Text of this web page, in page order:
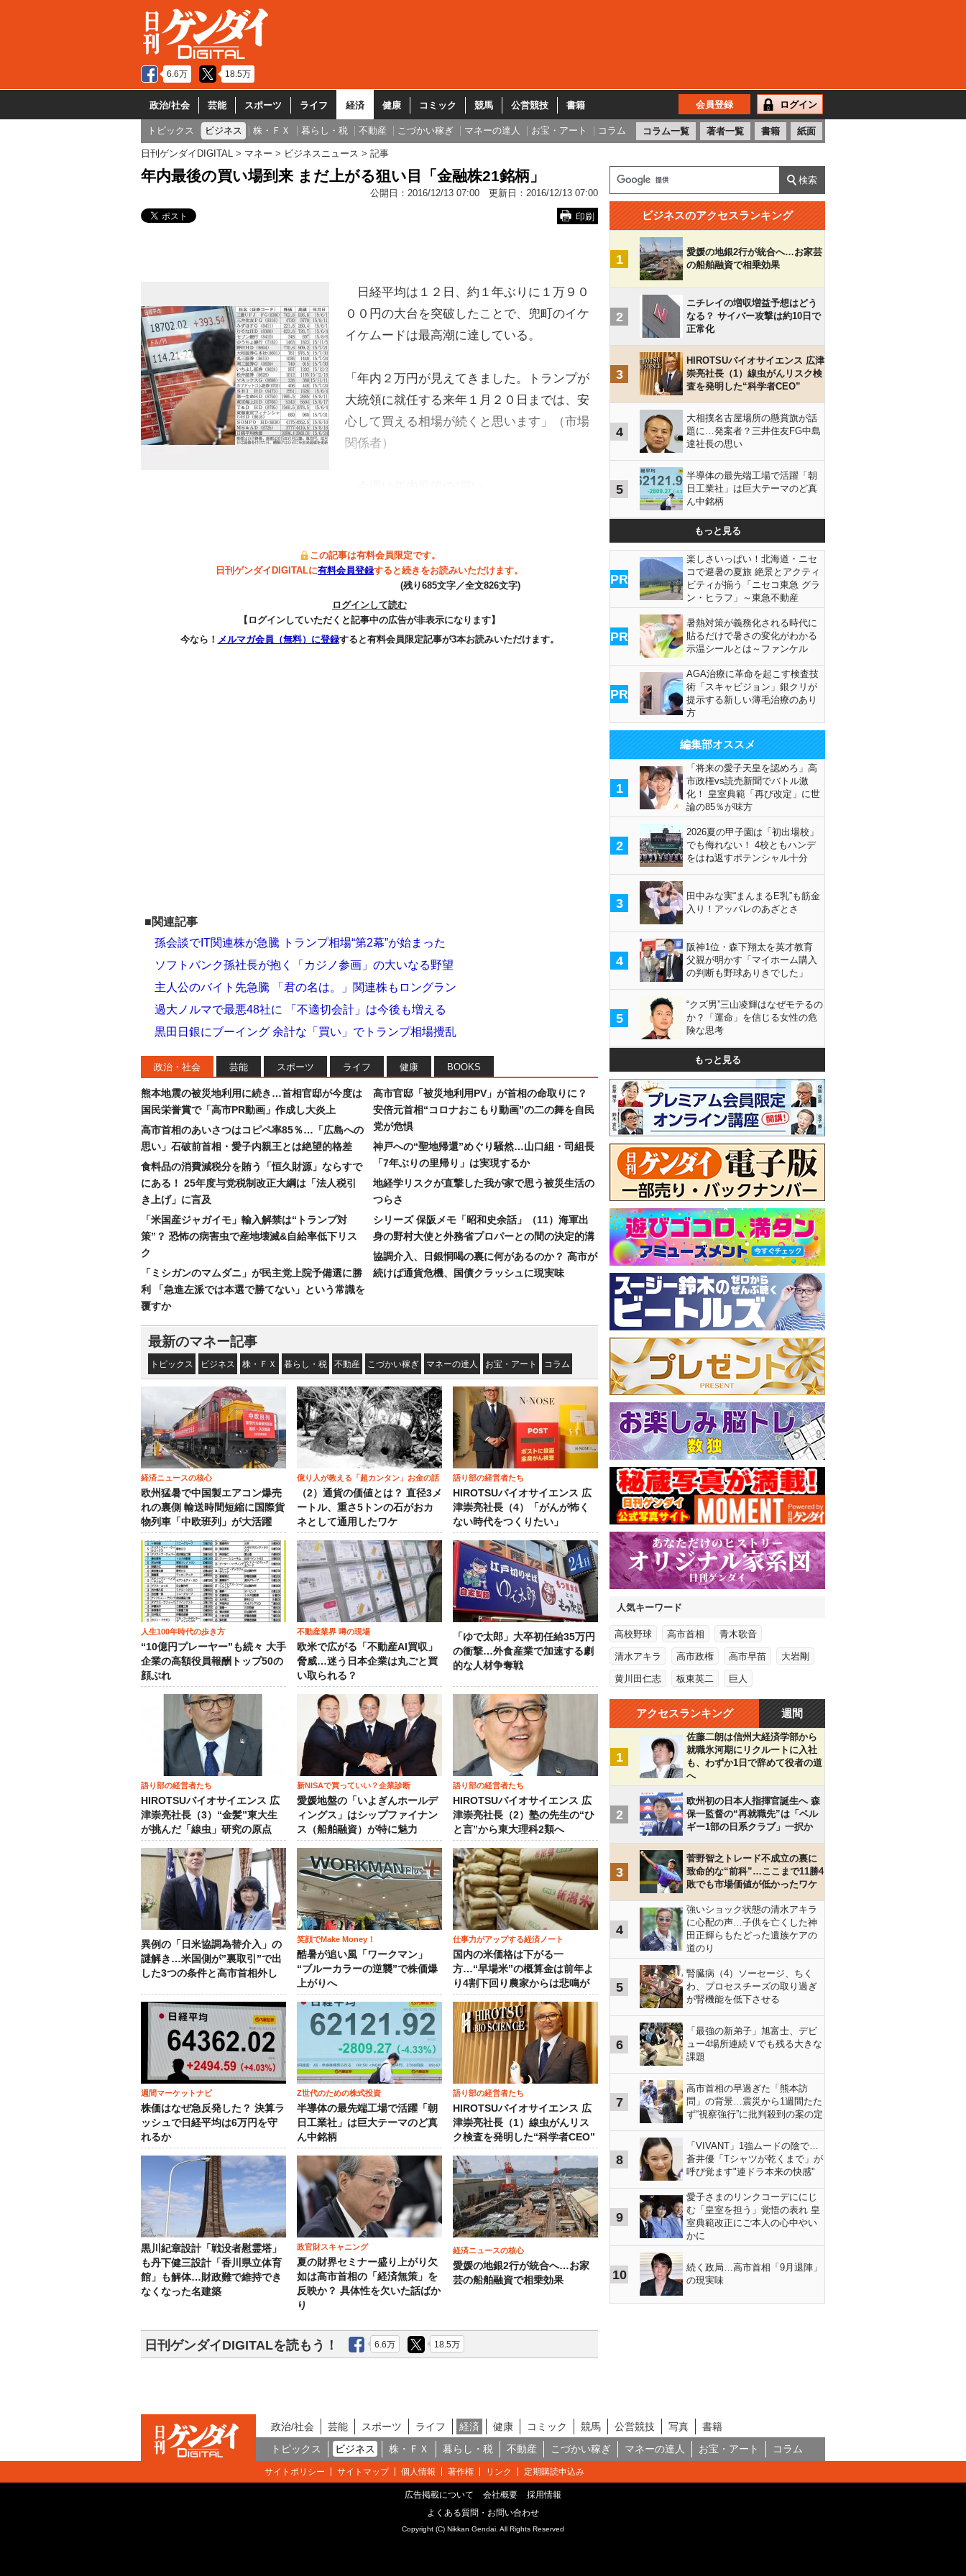
6.6万 18.5万
政治/社会 芸能 スポーツ ライフ 経済 健康 コミック 競馬 公営競技 書籍 会員登録 ログイン
トピックス ビジネス 株・ＦＸ 暮らし・税 不動産 こづかい稼ぎ マネーの達人 お宝・アート コラム コラム一覧 著者一覧 書籍 紙面
日刊ゲンダイDIGITAL マネー ビジネスニュース 記事
年内最後の買い場到来 まだ上がる狙い目「金融株21銘柄」
公開日： 2016/12/13 07:00 更新日： 2016/12/13 07:00
印刷
日経平均は１２日、約１年ぶりに１万９０
００円の大台を突破したことで、兜町のイケ
イケムードは最高潮に達している。
「年内２万円が見えてきました。トランプが
大統領に就任する来年１月２０日までは、安
心して買える相場が続くと思います」（市場
関係者）
この記事は有料会員限定です。
日刊ゲンダイDIGITALに有料会員登録すると続きをお読みいただけます。
(残り685文字／全文826文字)
ログインして読む
【ログインしていただくと記事中の広告が非表示になります】
今なら！ メルマガ会員（無料）に登録すると有料会員限定記事が3本お読みいただけます。
■関連記事
孫会談でIT関連株が急騰 トランプ相場“第2幕”が始まった
ソフトバンク孫社長が抱く「カジノ参画」の大いなる野望
主人公のバイト先急騰 「君の名は。」関連株もロングラン
過大ノルマで最悪48社に 「不適切会計」は今後も増える
黒田日銀にブーイング 余計な「買い」でトランプ相場攪乱
政治・社会 芸能 スポーツ ライフ 健康 BOOKS
熊本地震の被災地利用に続き…首相官邸が今度は
国民栄誉賞で「高市PR動画」作成し大炎上
高市首相のあいさつはコピペ率85％…「広島への
思い」石破前首相・愛子内親王とは絶望的格差
食料品の消費減税分を賄う「恒久財源」ならすで
にある！ 25年度与党税制改正大綱は「法人税引
き上げ」に言及
「米国産ジャガイモ」輸入解禁は“トランプ対
策”？ 恐怖の病害虫で産地壊滅&自給率低下リス
ク
「ミシガンのマムダニ」が民主党上院予備選に勝
利 「急進左派では本選で勝てない」という常識を
覆すか
高市官邸「被災地利用PV」が首相の命取りに？
安倍元首相“コロナおこもり動画”の二の舞を自民
党が危惧
神戸への“聖地帰還”めぐり騒然…山口組・司組長
「7年ぶりの里帰り」は実現するか
地経学リスクが直撃した我が家で思う被災生活の
つらさ
シリーズ 保阪メモ「昭和史余話」（11）海軍出
身の野村大使と外務省プロパーとの間の決定的溝
協調介入、日銀恫喝の裏に何があるのか？ 高市が
続けば通貨危機、国債クラッシュに現実味
最新のマネー記事
トピックス ビジネス 株・ＦＸ 暮らし・税 不動産 こづかい稼ぎ マネーの達人 お宝・アート コラム
経済ニュースの核心
欧州猛暑で中国製エアコン爆売
れの裏側 輸送時間短縮に国際貨
物列車「中欧班列」が大活躍
億り人が教える「超カンタン」お金の話
（2）通貨の価値とは？ 直径3メ
ートル、重さ5トンの石がおカ
ネとして通用したワケ
語り部の経営者たち
HIROTSUバイオサイエンス 広
津崇亮社長（4）「がんが怖く
ない時代をつくりたい」
人生100年時代の歩き方
“10億円プレーヤー”も続々 大手
企業の高額役員報酬トップ50の
顔ぶれ
不動産業界 噂の現場
欧米で広がる「不動産AI買収」
脅威…迷う日本企業は丸ごと買
い取られる？
「ゆで太郎」大卒初任給35万円
の衝撃…外食産業で加速する劇
的な人材争奪戦
語り部の経営者たち
HIROTSUバイオサイエンス 広
津崇亮社長（3）“金髪”東大生
が挑んだ「線虫」研究の原点
新NISAで買っていい？企業診断
愛媛地盤の「いよぎんホールデ
ィングス」はシップファイナン
ス（船舶融資）が特に魅力
語り部の経営者たち
HIROTSUバイオサイエンス 広
津崇亮社長（2）塾の先生の“ひ
と言”から東大理科2類へ
異例の「日米協調為替介入」の
謎解き…米国側が”裏取引”で出
した3つの条件と高市首相外し
笑顔でMake Money！
酷暑が追い風「ワークマン」
“ブルーカラーの逆襲”で株価爆
上がりへ
仕事力がアップする経済ノート
国内の米価格は下がる一
方…“早場米”の概算金は前年よ
り4割下回り農家からは悲鳴が
週間マーケットナビ
株価はなぜ急反発した？ 決算ラ
ッシュで日経平均は6万円を守
れるか
Z世代のための株式投資
半導体の最先端工場で活躍「朝
日工業社」は巨大テーマのど真
ん中銘柄
語り部の経営者たち
HIROTSUバイオサイエンス 広
津崇亮社長（1）線虫がんリス
ク検査を発明した“科学者CEO”
黒川紀章設計「戦没者慰霊塔」
も丹下健三設計「香川県立体育
館」も解体…財政難で維持でき
なくなった名建築
政官財スキャニング
夏の財界セミナー盛り上がり欠
如は高市首相の「経済無策」を
反映か？ 具体性を欠いた話ばか
り
経済ニュースの核心
愛媛の地銀2行が統合へ…お家
芸の船舶融資で相乗効果
日刊ゲンダイDIGITALを読もう！ 6.6万 18.5万
ビジネスのアクセスランキング
1
愛媛の地銀2行が統合へ…お家芸
の船舶融資で相乗効果
2
ニチレイの増収増益予想はどう
なる？ サイバー攻撃は約10日で
正常化
3
HIROTSUバイオサイエンス 広津
崇亮社長（1）線虫がんリスク検
査を発明した“科学者CEO”
4
大相撲名古屋場所の懸賞旗が話
題に…発案者？三井住友FG中島
達社長の思い
5
半導体の最先端工場で活躍「朝
日工業社」は巨大テーマのど真
ん中銘柄
もっと見る
PR
楽しさいっぱい！北海道・ニセ
コで避暑の夏旅 絶景とアクティ
ビティが揃う「ニセコ東急 グラ
ン・ヒラフ」～東急不動産
PR
暑熱対策が義務化される時代に
貼るだけで暑さの変化がわかる
示温シールとは～ファンケル
PR
AGA治療に革命を起こす検査技
術「スキャビジョン」銀クリが
提示する新しい薄毛治療のあり
方
編集部オススメ
1
「将来の愛子天皇を認めろ」高
市政権vs読売新聞でバトル激
化！ 皇室典範「再び改定」に世
論の85％が味方
2
2026夏の甲子園は「初出場校」
でも侮れない！ 4校ともハンデ
をはね返すポテンシャル十分
3
田中みな実“まんまるE乳”も筋金
入り！アッパレのあざとさ
4
阪神1位・森下翔太を英才教育
父親が明かす「マイホーム購入
の判断も野球ありきでした」
5
“クズ男”三山凌輝はなぜモテるの
か？「運命」を信じる女性の危
険な思考
もっと見る
人気キーワード
高校野球 高市首相 青木歌音
清水アキラ 高市政権 高市早苗 大岩剛
黄川田仁志 板東英二 巨人
アクセスランキング 週間
1
佐藤二朗は信州大経済学部から
就職氷河期にリクルートに入社
も、わずか1日で辞めて役者の道
へ
2
欧州初の日本人指揮官誕生へ 森
保一監督の“再就職先”は「ベル
ギー1部の日系クラブ」一択か
3
菅野智之トレード不成立の裏に
致命的な“前科”…ここまで11勝4
敗でも市場価値が低かったワケ
4
強いショック状態の清水アキラ
に心配の声…子供を亡くした神
田正輝らもたどった遺族ケアの
道のり
5
腎臓病（4）ソーセージ、ちく
わ、プロセスチーズの取り過ぎ
が腎機能を低下させる
6
「最強の新弟子」旭富士、デビ
ュー4場所連続Ｖでも残る大きな
課題
7
高市首相の早過ぎた「熊本訪
問」の背景…震災から1週間たた
ず“視察強行”に批判殺到の案の定
8
「VIVANT」1強ムードの陰で…
蒼井優「Tシャツが乾くまで」が
呼び覚ます"連ドラ本来の快感"
9
愛子さまのリンクコーデににじ
む「皇室を担う」覚悟の表れ 皇
室典範改正にご本人の心中やい
かに
10
続く政局…高市首相「9月退陣」
の現実味
政治/社会 芸能 スポーツ ライフ 経済 健康 コミック 競馬 公営競技 写真
書籍
トピックス
ビジネス 株・ＦＸ 暮らし・税 不動産 こづかい稼ぎ マネーの達人 お宝・アート コラム
サイトポリシー サイトマップ 個人情報 著作権 リンク 定期購読申込み
広告掲載について 会社概要
採用情報
よくある質問・お問い合わせ
Copyright (C) Nikkan Gendai. All Rights Reserved